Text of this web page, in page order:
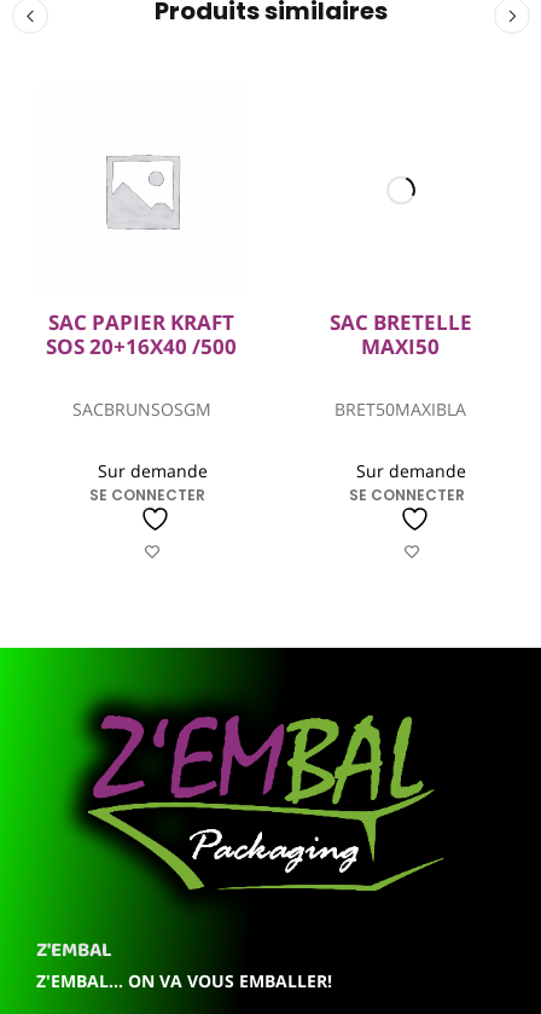
Produits similaires
SAC PAPIER KRAFT
SOS 20+16X40 /500
SACBRUNSOSGM
Sur demande
SE CONNECTER
SAC BRETELLE
MAXI50
BRET50MAXIBLA
Sur demande
SE CONNECTER
Z'EMBAL
Z'EMBAL... ON VA VOUS EMBALLER!